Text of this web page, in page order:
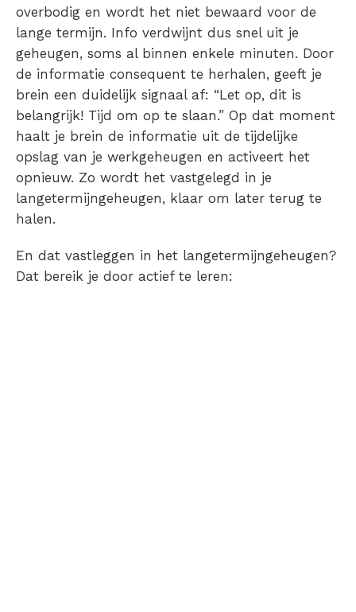
overbodig en wordt het niet bewaard voor de
lange termijn. Info verdwijnt dus snel uit je
geheugen, soms al binnen enkele minuten. Door
de informatie consequent te herhalen, geeft je
brein een duidelijk signaal af: “Let op, dit is
belangrijk! Tijd om op te slaan.” Op dat moment
haalt je brein de informatie uit de tijdelijke
opslag van je werkgeheugen en activeert het
opnieuw. Zo wordt het vastgelegd in je
langetermijngeheugen, klaar om later terug te
halen.
En dat vastleggen in het langetermijngeheugen?
Dat bereik je door actief te leren: